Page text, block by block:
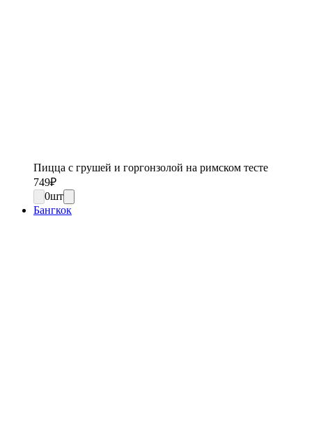
Пицца с грушей и горгонзолой на римском тесте
749₽
0шт
Бангкок